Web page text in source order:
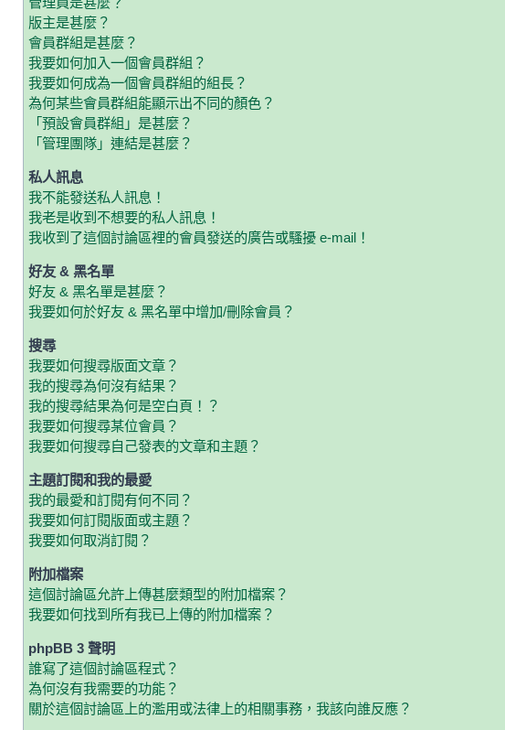
版主是甚麼？
會員群組是甚麼？
我要如何加入一個會員群組？
我要如何成為一個會員群組的組長？
為何某些會員群組能顯示出不同的顏色？
「預設會員群組」是甚麼？
「管理團隊」連結是甚麼？
私人訊息
我不能發送私人訊息！
我老是收到不想要的私人訊息！
我收到了這個討論區裡的會員發送的廣告或騷擾 e-mail！
好友 & 黑名單
好友 & 黑名單是甚麼？
我要如何於好友 & 黑名單中增加/刪除會員？
搜尋
我要如何搜尋版面文章？
我的搜尋為何沒有結果？
我的搜尋結果為何是空白頁！？
我要如何搜尋某位會員？
我要如何搜尋自己發表的文章和主題？
主題訂閱和我的最愛
我的最愛和訂閱有何不同？
我要如何訂閱版面或主題？
我要如何取消訂閱？
附加檔案
這個討論區允許上傳甚麼類型的附加檔案？
我要如何找到所有我已上傳的附加檔案？
phpBB 3 聲明
誰寫了這個討論區程式？
為何沒有我需要的功能？
關於這個討論區上的濫用或法律上的相關事務，我該向誰反應？